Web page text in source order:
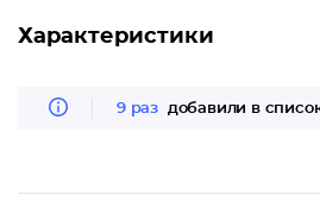
Характеристики
9 раз добавили в